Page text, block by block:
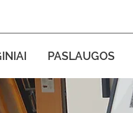
PASLAUGOS